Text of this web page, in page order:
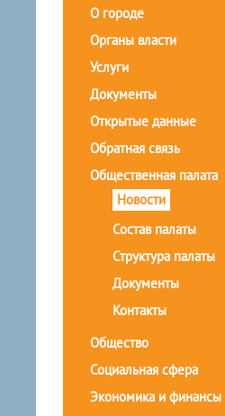
О городе
Органы власти
Услуги
Документы
Открытые данные
Обратная связь
Общественная палата
Новости
Состав палаты
Структура палаты
Документы
Контакты
Общество
Социальная сфера
Экономика и финансы